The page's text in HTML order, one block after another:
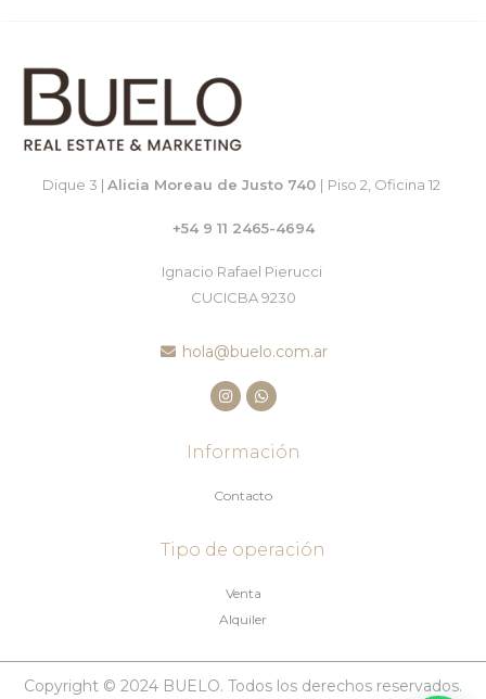
Dique 3 | Alicia Moreau de Justo 740 | Piso 2, Oficina 12
+54 9 11 2465-4694
Ignacio Rafael Pierucci
CUCICBA 9230
hola@buelo.com.ar
Información
Contacto
Tipo de operación
Venta
Alquiler
Copyright © 2024 BUELO. Todos los derechos reservados.